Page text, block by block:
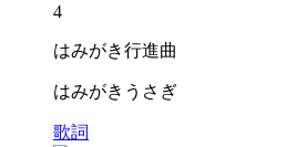
4
はみがき行進曲
はみがきうさぎ
歌詞